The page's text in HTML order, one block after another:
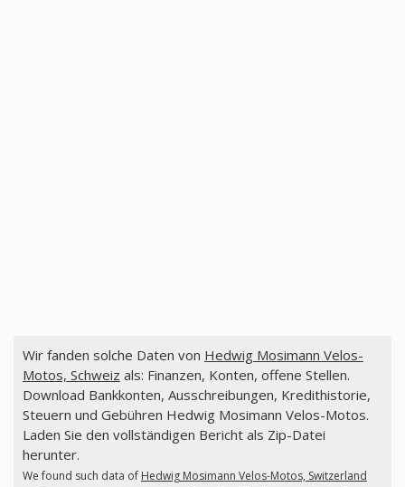
Wir fanden solche Daten von Hedwig Mosimann Velos-
Motos, Schweiz als: Finanzen, Konten, offene Stellen.
Download Bankkonten, Ausschreibungen, Kredithistorie,
Steuern und Gebühren Hedwig Mosimann Velos-Motos.
Laden Sie den vollständigen Bericht als Zip-Datei
herunter.
We found such data of Hedwig Mosimann Velos-Motos, Switzerland